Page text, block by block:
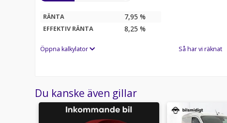
- Skräddarsydd finansiering via DNB, Santander eller
All cars are available for export.
*UGG87G*
RÄNTA 7,95 %
EFFEKTIV RÄNTA 8,25 %
Öppna kalkylator Så har vi räknat
Du kanske även gillar